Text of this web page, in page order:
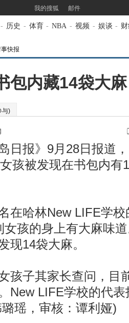
我的搜狐 邮件
- 历史 - 体育 - NBA - 视频 - 娱谈 -
事快报
包内藏14袋大
与)
报》9月28日报道，
孩被发现在书包内有
哈林New LIFE学校
女孩的身上有大麻味
现14袋大麻。
子其家长查问，目
New LIFE学校的代
瑶，审核：谭利娅)